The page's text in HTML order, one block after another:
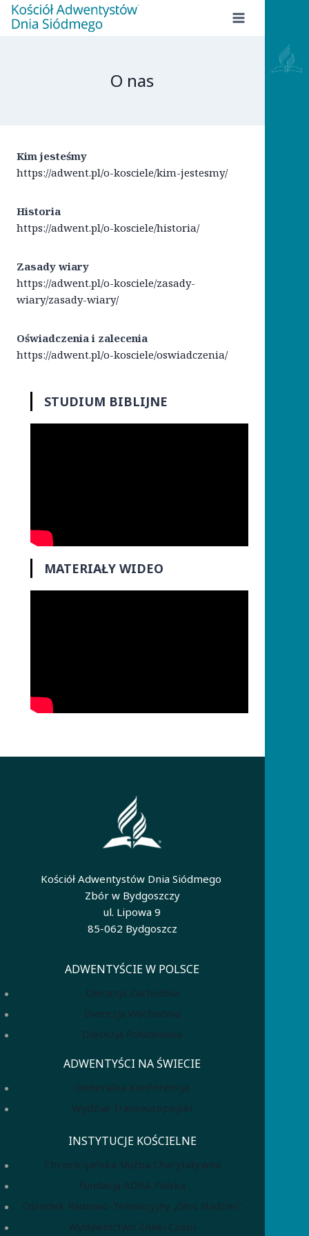
Przejdź
O nas
Kim jesteśmy
https://adwent.pl/o-kosciele/kim-jestesmy/
Historia
https://adwent.pl/o-kosciele/historia/
Zasady wiary
https://adwent.pl/o-kosciele/zasady-
wiary/zasady-wiary/
Oświadczenia i zalecenia
https://adwent.pl/o-kosciele/oswiadczenia/
STUDIUM BIBLIJNE
MATERIAŁY WIDEO
Kościół Adwentystów Dnia Siódmego
Zbór w Bydgoszczy
ul. Lipowa 9
85-062 Bydgoszcz
ADWENTYŚCIE W POLSCE
Diecezja Zachodnia
Diecezja Wschodnia
Diecezja Południowa
ADWENTYŚCI NA ŚWIECIE
Generalna Konferencja
Wydział Transeuropejski
INSTYTUCJE KOŚCIELNE
Chrześcijańska Służba Charytatywna
Fundacja ADRA Polska
Ośrodek Radiowo-Telewizyjny „Głos Nadziei”
Wydawnictwo Znaki Czasu